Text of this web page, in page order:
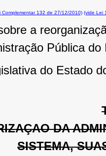
Complementar 132 de 27/12/2010) (vide Lei
a
Pública
do Estado
DA
SISTEMA,